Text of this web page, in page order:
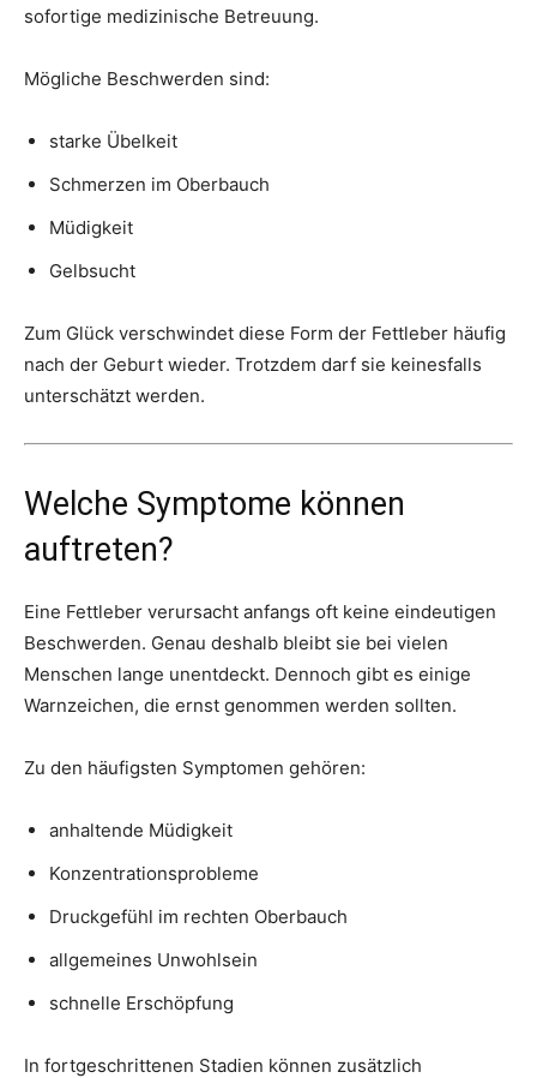
sofortige medizinische Betreuung.
Mögliche Beschwerden sind:
starke Übelkeit
Schmerzen im Oberbauch
Müdigkeit
Gelbsucht
Zum Glück verschwindet diese Form der Fettleber häufig
nach der Geburt wieder. Trotzdem darf sie keinesfalls
unterschätzt werden.
Welche Symptome können
auftreten?
Eine Fettleber verursacht anfangs oft keine eindeutigen
Beschwerden. Genau deshalb bleibt sie bei vielen
Menschen lange unentdeckt. Dennoch gibt es einige
Warnzeichen, die ernst genommen werden sollten.
Zu den häufigsten Symptomen gehören:
anhaltende Müdigkeit
Konzentrationsprobleme
Druckgefühl im rechten Oberbauch
allgemeines Unwohlsein
schnelle Erschöpfung
In fortgeschrittenen Stadien können zusätzlich